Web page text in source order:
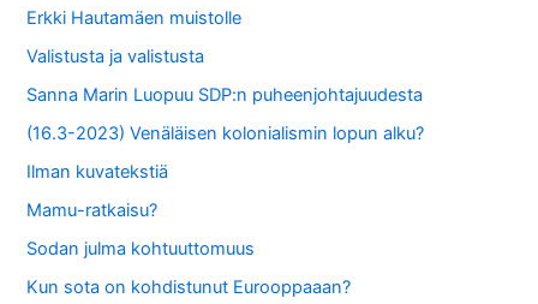
:Erkki Hautamäen muistolle
Valistusta ja valistusta
Sanna Marin Luopuu SDP:n puheenjohtajuudesta
(16.3-2023) Venäläisen kolonialismin lopun alku?
Ilman kuvatekstiä
Mamu-ratkaisu?
Sodan julma kohtuuttomuus
Kun sota on kohdistunut Eurooppaaan?